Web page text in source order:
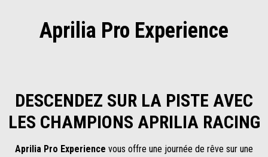
Aprilia Pro Experience
DESCENDEZ SUR LA PISTE AVEC
LES CHAMPIONS APRILIA RACING
Aprilia Pro Experience vous offre une journée de rêve sur une